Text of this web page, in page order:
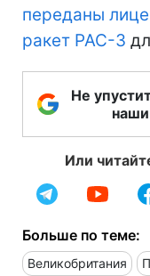
переданы
ракет PAC-3
Не
Или
Больше по теме:
Великобритания